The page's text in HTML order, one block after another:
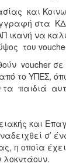
και
στα
ικανή να
του
voucher
το ΥΠΕΣ,
τα παιδιά
και
σ’
η οποία